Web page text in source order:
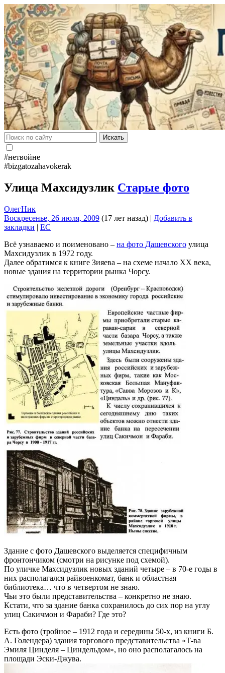
Искать
#нетвойне
#bizgatozahavokerak
Улица Махсидузлик Старые фото
ОлегНик
Воскресенье, 26 июля, 2009 (17 лет назад) | Добавить в
закладки | EC
Всё узнаваемо и поименовано – на фото Дашевского улица
Махсидузлик в 1972 году.
Далее обратимся к книге Зияева – на схеме начало XX века,
новые здания на территории рынка Чорсу.
Здание с фото Дашевского выделяется специфичным
фронтончиком (смотри на рисунке под схемой).
По уличке Махсидузлик новых зданий четыре – в 70-е годы в
них располагался райвоенкомат, банк и областная
библиотека… что в четвертом не знаю.
Чьи это были представительства – конкретно не знаю.
Кстати, что за здание банка сохранилось до сих пор на углу
улиц Сакичмон и Фараби? Где это?
Есть фото (тройное – 1912 года и середины 50-х, из книги Б.
А. Голендера) здания торгового представительства «Т-ва
Эмиля Цинделя – Циндельдом», но оно располагалось на
площади Эски-Джува.